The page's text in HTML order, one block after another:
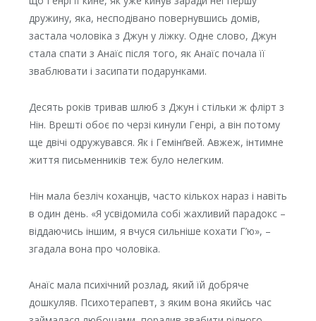
дружину, яка, несподівано повернувшись домів,
застала чоловіка з Джун у ліжку. Одне слово, Джун
стала спати з Анаїс після того, як Анаїс почала її
зваблювати і засипати подарунками.
Десять років тривав шлюб з Джун і стільки ж флірт з
Нін. Врешті обоє по черзі кинули Генрі, а він потому
ще двічі одружувався. Як і Гемінґвей. Авжеж, інтимне
життя письменників теж було нелегким.
Нін мала безліч коханців, часто кількох нараз і навіть
в один день. «Я усвідомила собі жахливий парадокс –
віддаючись іншим, я вчуся сильніше кохати Г’ю», –
згадала вона про чоловіка.
Анаїс мала психічний розлад, який їй добряче
дошкуляв. Психотерапевт, з яким вона якийсь час